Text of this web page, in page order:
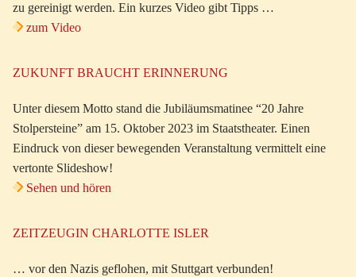
zu gereinigt werden. Ein kurzes Video gibt Tipps …
zum Video
ZUKUNFT BRAUCHT ERINNERUNG
Unter diesem Motto stand die Jubiläumsmatinee “20 Jahre
Stolpersteine” am 15. Oktober 2023 im Staatstheater. Einen
Eindruck von dieser bewegenden Veranstaltung vermittelt eine
vertonte Slideshow!
Sehen und hören
ZEITZEUGIN CHARLOTTE ISLER
… vor den Nazis geflohen, mit Stuttgart verbunden!